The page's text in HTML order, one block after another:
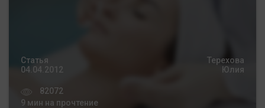
Статья
04.04.2012
82072
9 мин на прочтение
Терехова
Юлия